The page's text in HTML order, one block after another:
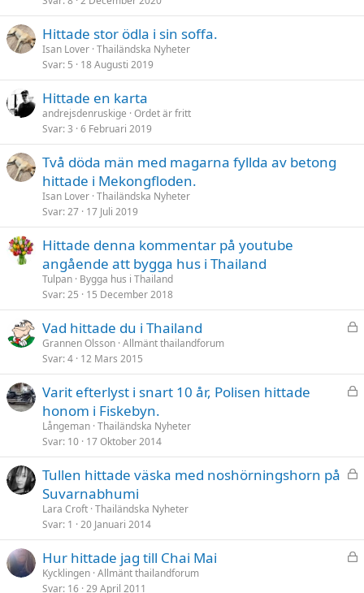
Hittade stor ödla i sin soffa.
Isan Lover Thailändska Nyheter
Svar 5 18 Augusti 2019
Hittade en karta
andrejsdenruskige Ordet är fritt
Svar 3 6 Februari 2019
Två döda män med magarna fyllda av betong
hittade i Mekongfloden.
Isan Lover Thailändska Nyheter
Svar 27 17 Juli 2019
Hittade denna kommentar på youtube
angående att bygga hus i Thailand
Tulpan Bygga hus i Thailand
Svar 25 15 December 2018
L
t
Vad hittade du i Thailand
Grannen Olsson Allmänt thailandforum
Svar 4 12 Mars 2015
L
Varit efterlyst i snart 10 år, Polisen hittade
honom i Fiskebyn.
Långeman Thailändska Nyheter
Svar 10 17 Oktober 2014
L
Tullen hittade väska med noshörningshorn på
Suvarnabhumi
Lara Croft Thailändska Nyheter
Svar 1 20 Januari 2014
L
Hur hittade jag till Chai Mai
Kycklingen Allmänt thailandforum
Svar 16 29 April 2011